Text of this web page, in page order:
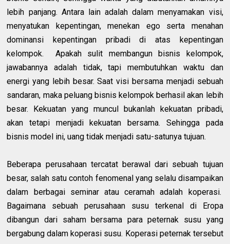
lebih panjang. Antara lain adalah dalam menyamakan visi,
menyatukan kepentingan, menekan ego serta menahan
dominansi kepentingan pribadi di atas kepentingan
kelompok.
Apakah sulit membangun bisnis kelompok,
jawabannya adalah tidak, tapi membutuhkan waktu dan
energi yang lebih besar. Saat visi bersama menjadi sebuah
sandaran, maka peluang bisnis kelompok berhasil akan lebih
besar. Kekuatan yang muncul bukanlah kekuatan pribadi,
akan tetapi menjadi kekuatan bersama. Sehingga pada
bisnis model ini, uang tidak menjadi satu-satunya tujuan.
Beberapa perusahaan tercatat berawal dari sebuah tujuan
besar, salah satu contoh fenomenal yang selalu disampaikan
dalam berbagai seminar atau ceramah adalah koperasi.
Bagaimana sebuah perusahaan susu terkenal di Eropa
dibangun dari saham bersama para peternak susu yang
bergabung dalam koperasi susu. Koperasi peternak tersebut